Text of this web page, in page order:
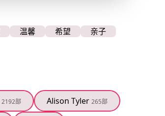
温馨 希望
亲子
2192部 Alison Tyler 265部